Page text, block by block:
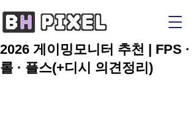
2026 게이밍모니터 추천 | FPS ·
롤 · 플스(+디시 의견정리)